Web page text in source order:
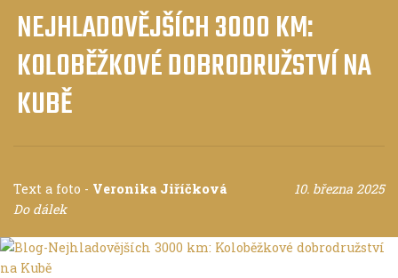
NEJHLADOVĚJŠÍCH 3000 KM:
KOLOBĚŽKOVÉ DOBRODRUŽSTVÍ NA
KUBĚ
Text a foto - Veronika Jiříčková
10. března 2025
Do dálek